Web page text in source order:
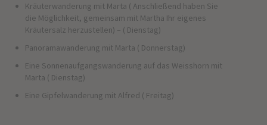
Kräuterwanderung mit Marta ( Anschließend haben Sie
die Möglichkeit, gemeinsam mit Martha Ihr eigenes
Kräutersalz herzustellen) – ( Dienstag)
Panoramawanderung mit Marta ( Donnerstag)
Eine Sonnenaufgangswanderung auf das Weisshorn mit
Marta ( Dienstag)
Eine Gipfelwanderung mit Alfred ( Freitag)